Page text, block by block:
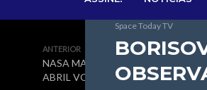
ANTERIOR
NASA MARCA PARA 11 DE
ABRIL VOO DO INGENUITY
Space Today TV